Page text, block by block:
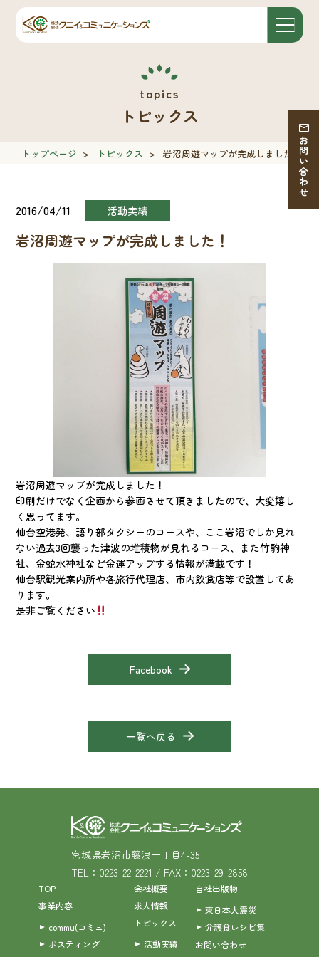
お問い合わせ
トピックス
トップページ > トピックス > 岩沼周遊マップが完成しました！
2016/04/11 活動実績
岩沼周遊マップが完成しました！
岩沼周遊マップが完成しました！
印刷だけでなく企画から参画させて頂きましたので、大変嬉し
く思ってます。
仙台空港発、語り部タクシーのコースや、ここ岩沼でしか見れ
ない過去3回襲った津波の堆積物が見れるコース、また竹駒神
社、金蛇水神社など金運アップする情報が満載です！
仙台駅観光案内所や各旅行代理店、市内飲食店等で設置してあ
ります。
是非ご覧ください
Facebook
一覧へ戻る
宮城県岩沼市藤浪一丁目4-35
TEL：0223-22-2221 / FAX：0223-29-2858
TOP
事業内容
commu(コミュ)
ポスティング
会社概要
求人情報
トピックス
活動実績
自社出版物
東日本大震災
介護食レシピ集
お問い合わせ